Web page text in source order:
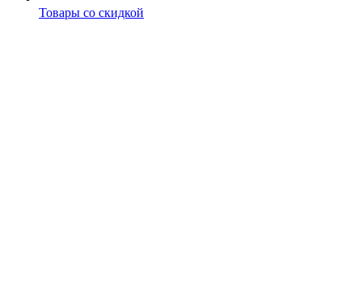
Товары со скидкой